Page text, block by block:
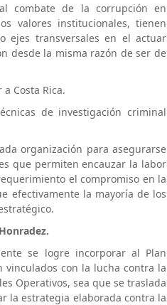
combate de la corrupción en
valores institucionales, tienen
ejes transversales en el actuar
desde la misma razón de ser de
Costa Rica.
de investigación criminal
organización para asegurarse
que permiten encauzar la labor
el compromiso en la
efectivamente la mayoría de los
se logre incorporar al Plan
vinculados con la lucha contra la
Operativos, sea que se traslada
la estrategia elaborada contra la